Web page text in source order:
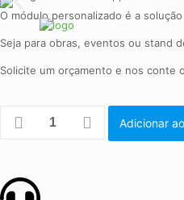
O módulo personalizado é a
Seja para obras, eventos ou stand
Solicite um orçamento e nos conte
Adicionar